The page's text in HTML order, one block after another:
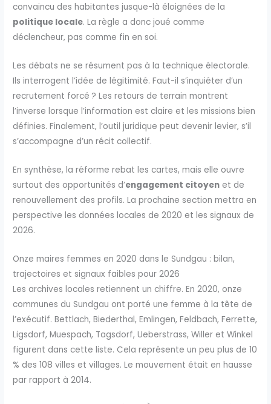
convaincu des habitantes jusque-là éloignées de la
politique locale. La règle a donc joué comme
déclencheur, pas comme fin en soi.
Les débats ne se résument pas à la technique électorale.
Ils interrogent l’idée de légitimité. Faut-il s’inquiéter d’un
recrutement forcé ? Les retours de terrain montrent
l’inverse lorsque l’information est claire et les missions bien
définies. Finalement, l’outil juridique peut devenir levier, s’il
s’accompagne d’un récit collectif.
En synthèse, la réforme rebat les cartes, mais elle ouvre
surtout des opportunités d’engagement citoyen et de
renouvellement des profils. La prochaine section mettra en
perspective les données locales de 2020 et les signaux de
2026.
Onze maires femmes en 2020 dans le Sundgau : bilan,
trajectoires et signaux faibles pour 2026
Les archives locales retiennent un chiffre. En 2020, onze
communes du Sundgau ont porté une femme à la tête de
l’exécutif. Bettlach, Biederthal, Emlingen, Feldbach, Ferrette,
Ligsdorf, Muespach, Tagsdorf, Ueberstrass, Willer et Winkel
figurent dans cette liste. Cela représente un peu plus de 10
% des 108 villes et villages. Le mouvement était en hausse
par rapport à 2014.